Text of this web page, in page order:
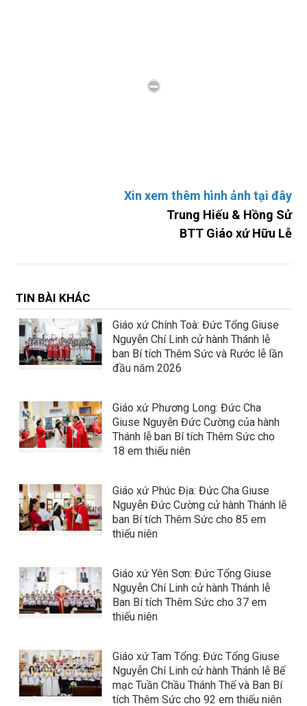
Xin xem thêm hình ảnh tại đây
Trung Hiếu & Hồng Sử
BTT Giáo xứ Hữu Lễ
TIN BÀI KHÁC
Giáo xứ Chính Toà: Đức Tổng Giuse
Nguyễn Chí Linh cử hành Thánh lễ
ban Bí tích Thêm Sức và Rước lễ lần
đầu năm 2026
Giáo xứ Phương Long: Đức Cha
Giuse Nguyễn Đức Cường của hành
Thánh lễ ban Bí tích Thêm Sức cho
18 em thiếu niên
Giáo xứ Phúc Địa: Đức Cha Giuse
Nguyễn Đức Cường cử hành Thánh lễ
ban Bí tích Thêm Sức cho 85 em
thiếu niên
Giáo xứ Yên Sơn: Đức Tổng Giuse
Nguyễn Chí Linh cử hành Thánh lễ
Ban Bí tích Thêm Sức cho 37 em
thiếu niên
Giáo xứ Tam Tổng: Đức Tổng Giuse
Nguyễn Chí Linh cử hành Thánh lễ Bế
mạc Tuần Chầu Thánh Thể và Ban Bí
tích Thêm Sức cho 92 em thiếu niên